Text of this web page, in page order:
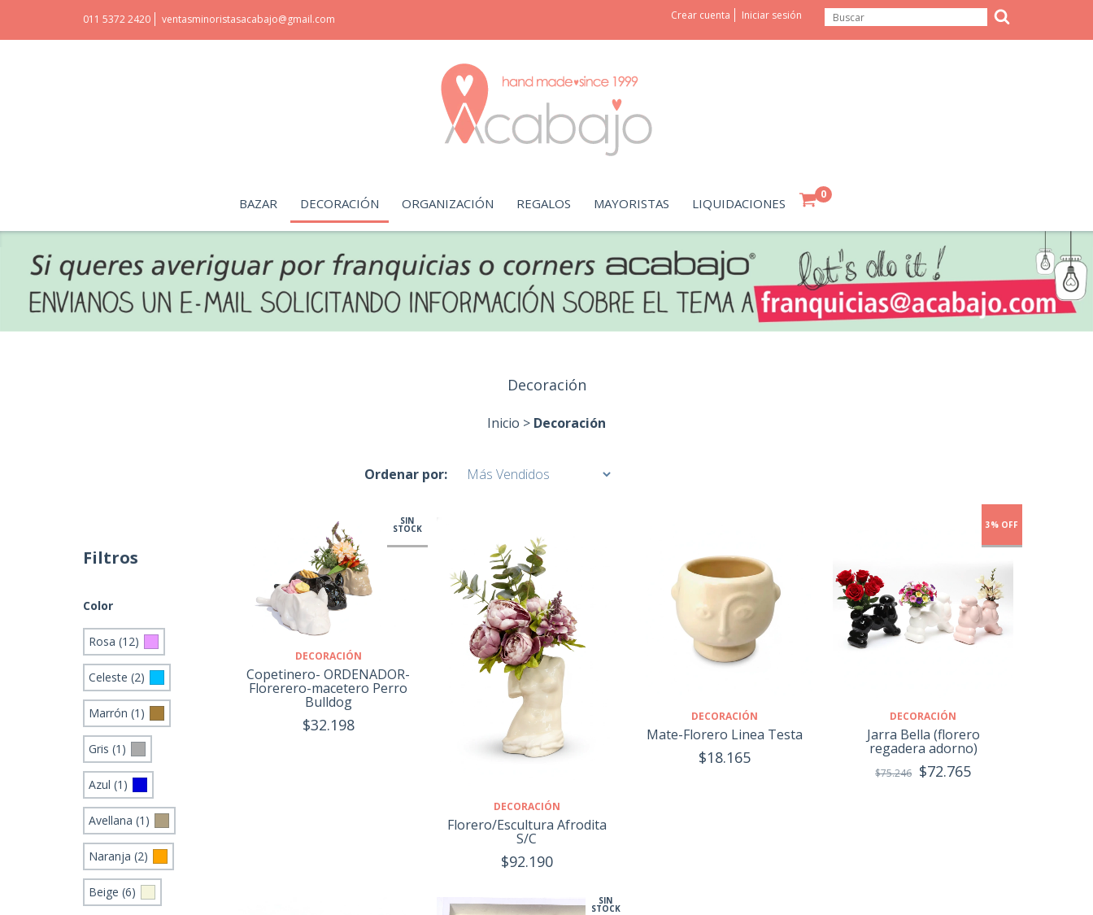
011 5372 2420 ventasminoristasacabajo@gmail.com Crear cuenta Iniciar sesión
BAZAR DECORACIÓN ORGANIZACIÓN REGALOS MAYORISTAS LIQUIDACIONES
0
Decoración
Inicio > Decoración
Ordenar por:
Filtros
Color
Rosa (12)
Celeste (2)
Marrón (1)
Gris (1)
Azul (1)
Avellana (1)
Naranja (2)
Beige (6)
SIN
STOCK
DECORACIÓN
Copetinero- ORDENADOR-
Florerero-macetero Perro
Bulldog
$32.198
DECORACIÓN
Florero/Escultura Afrodita
S/C
$92.190
DECORACIÓN
Mate-Florero Linea Testa
$18.165
3% OFF
DECORACIÓN
Jarra Bella (florero
regadera adorno)
$75.246 $72.765
SIN
STOCK